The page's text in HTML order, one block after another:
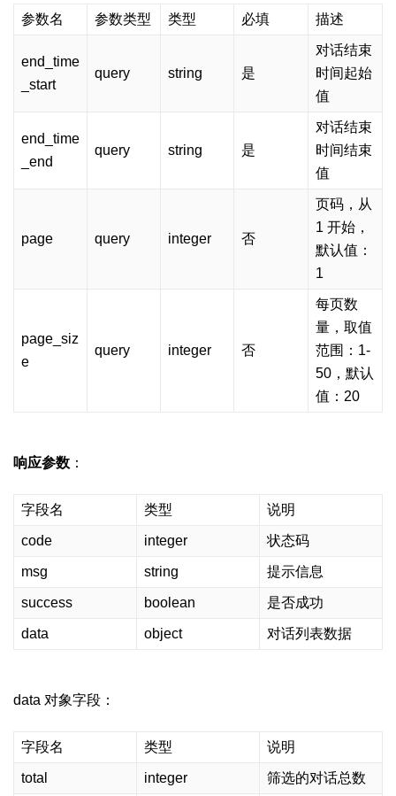
参数名 参数类型 类型 必填 描述
end_time
_start
query string 是
对话结束
时间起始
值
end_time
_end
query string 是
对话结束
时间结束
值
page query integer 否
页码，从
1 开始，
默认值：
1
page_siz
e
query integer 否
每页数
量，取值
范围：1-
50，默认
值：20
响应参数 ：
字段名 类型 说明
code integer 状态码
msg string 提示信息
success boolean 是否成功
data object 对话列表数据
data 对象字段：
字段名 类型 说明
total integer 筛选的对话总数